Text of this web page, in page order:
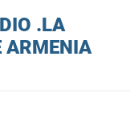
.LA
ARMENIA